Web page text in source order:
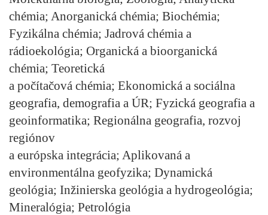
chémia; Anorganická chémia; Biochémia;
Fyzikálna chémia; Jadrová chémia a
rádioekológia; Organická a bioorganická
chémia; Teoretická
a počítačová chémia; Ekonomická a sociálna
geografia, demografia a ÚR; Fyzická geografia a
geoinformatika; Regionálna geografia, rozvoj
regiónov
a európska integrácia; Aplikovaná a
environmentálna geofyzika; Dynamická
geológia; Inžinierska geológia a hydrogeológia;
Mineralógia; Petrológia